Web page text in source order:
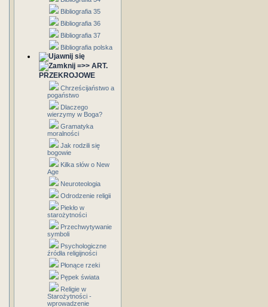
Bibliografia 35
Bibliografia 36
Bibliografia 37
Bibliografia polska
=>> ART.
PRZEKROJOWE
Chrześcijaństwo a
pogaństwo
Dlaczego
wierzymy w Boga?
Gramatyka
moralności
Jak rodzili się
bogowie
Kilka słów o New
Age
Neuroteologia
Odrodzenie religii
Piekło w
starożytności
Przechwytywanie
symboli
Psychologiczne
źródła religijności
Płonące rzeki
Pępek świata
Religie w
Starożytności -
wprowadzenie